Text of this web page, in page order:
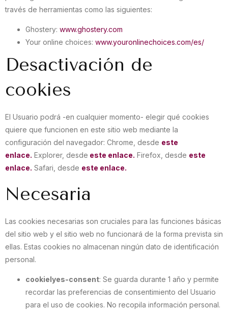
través de herramientas como las siguientes:
Ghostery: www.ghostery.com
Your online choices: www.youronlinechoices.com/es/
Desactivación de
cookies
El Usuario podrá -en cualquier momento- elegir qué cookies
quiere que funcionen en este sitio web mediante la
configuración del navegador: Chrome, desde este
enlace. Explorer, desde este enlace. Firefox, desde este
enlace. Safari, desde este enlace.
Necesaria
Las cookies necesarias son cruciales para las funciones básicas
del sitio web y el sitio web no funcionará de la forma prevista sin
ellas. Estas cookies no almacenan ningún dato de identificación
personal.
cookielyes-consent: Se guarda durante 1 año y permite
recordar las preferencias de consentimiento del Usuario
para el uso de cookies. No recopila información personal.